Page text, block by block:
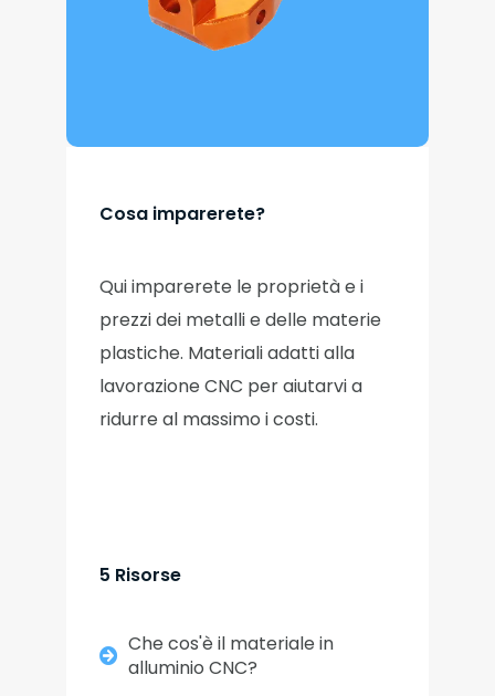
Cosa imparerete?
Qui imparerete le proprietà e i
prezzi dei metalli e delle materie
plastiche. Materiali adatti alla
lavorazione CNC per aiutarvi a
ridurre al massimo i costi.
5 Risorse
Che cos'è il materiale in
alluminio CNC?